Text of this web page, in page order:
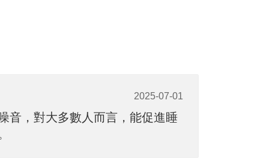
2025-07-01
音，對大多數人而言，能促進睡